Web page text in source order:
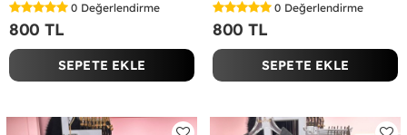
0 Değerlendirme
800 TL
SEPETE EKLE
0 Değerlendirme
800 TL
SEPETE EKLE